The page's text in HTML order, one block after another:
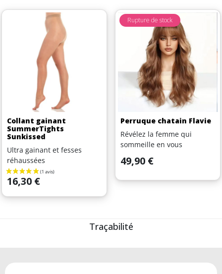
Collant gainant
SummerTights
Sunkissed
Ultra gainant et fesses
réhaussées
Prix
16,30 €
Perruque chatain Flavie
Révélez la femme qui
sommeille en vous
Prix
49,90 €
Rupture de stock
Traçabilité